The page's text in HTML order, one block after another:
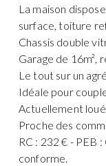
La maison
surface, toiture
Chassis double
Garage de 16m²,
Le tout sur un
Idéale pour
Actuellement
Proche des
RC : 232 € - PEB
conforme.